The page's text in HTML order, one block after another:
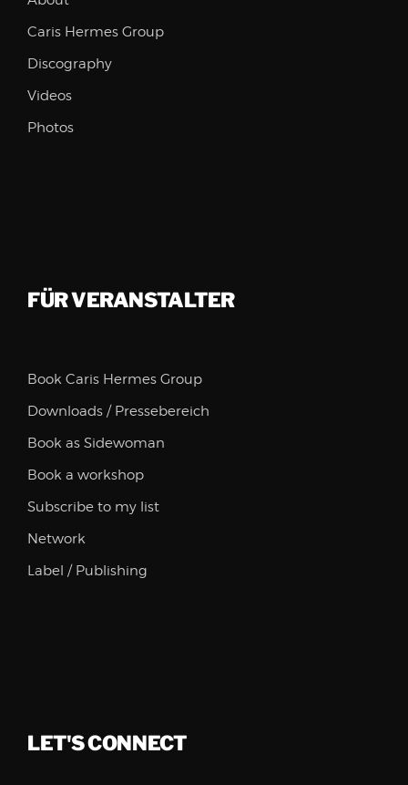
Caris Hermes Group
Discography
Videos
Photos
FÜR VERANSTALTER
Book Caris Hermes Group
Downloads / Pressebereich
Book as Sidewoman
Book a workshop
Subscribe to my list
Network
Label / Publishing
LET'S CONNECT